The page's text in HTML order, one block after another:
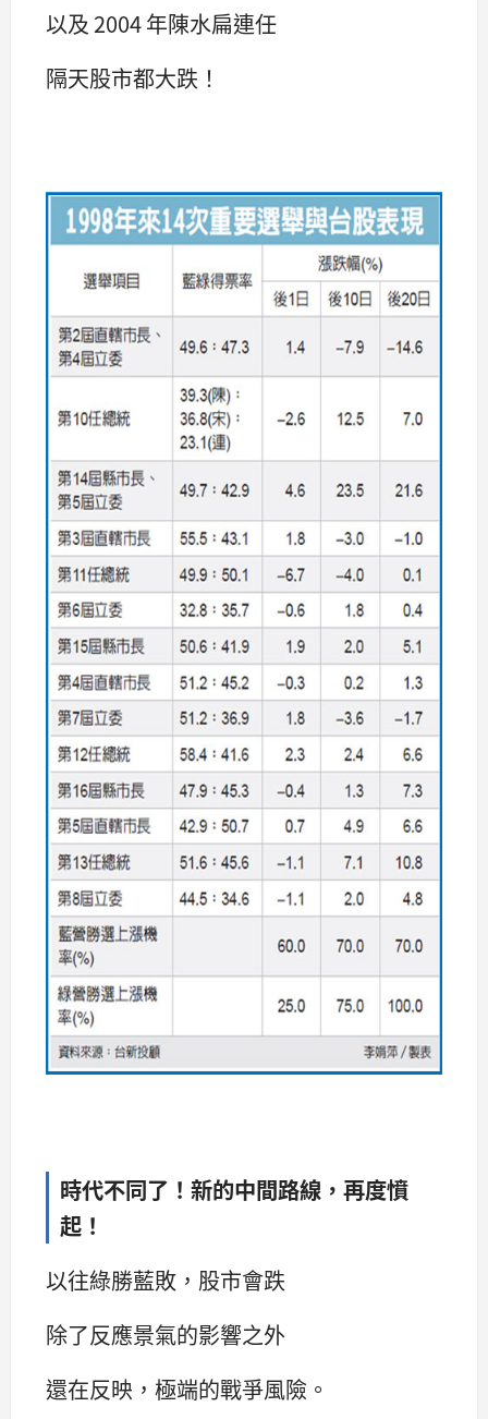
以及 2004 年陳水扁連任
隔天股市都大跌！
時代不同了！新的中間路線，再度憤
起！
以往綠勝藍敗，股市會跌
除了反應景氣的影響之外
還在反映，極端的戰爭風險。